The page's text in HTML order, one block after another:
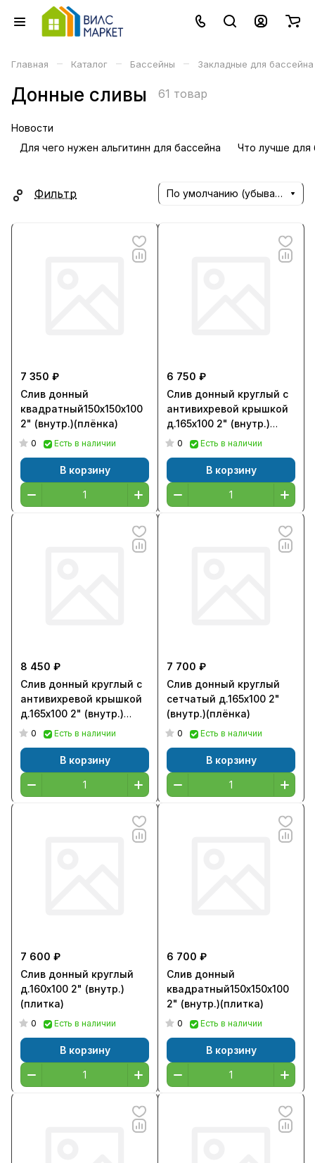
Главная – Каталог – Бассейны – Закладные для бассейна
Донные сливы 61 товар
Новости
Для чего нужен альгитинн для бассейна
Что лучше для
Фильтр По умолчанию (убывание)
7 350 ₽
Слив донный
квадратный150х150х100
2" (внутр.)(плёнка)
0 Есть в наличии
В корзину
6 750 ₽
Слив донный круглый с
антивихревой крышкой
д.165х100 2" (внутр.)
(плитка)
0 Есть в наличии
В корзину
8 450 ₽
Слив донный круглый с
антивихревой крышкой
д.165х100 2" (внутр.)
(пленка)
0 Есть в наличии
В корзину
7 700 ₽
Слив донный круглый
сетчатый д.165х100 2"
(внутр.)(плёнка)
0 Есть в наличии
В корзину
7 600 ₽
Слив донный круглый
д.160х100 2" (внутр.)
(плитка)
0 Есть в наличии
В корзину
6 700 ₽
Слив донный
квадратный150х150х100
2" (внутр.)(плитка)
0 Есть в наличии
В корзину